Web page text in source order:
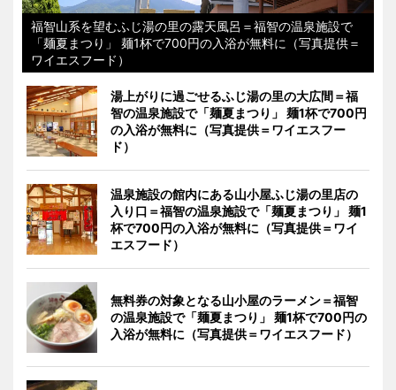
福智山系を望むふじ湯の里の露天風呂＝福智の温泉施設で
「麺夏まつり」 麺1杯で700円の入浴が無料に（写真提供＝
ワイエスフード）
湯上がりに過ごせるふじ湯の里の大広間＝福
智の温泉施設で「麺夏まつり」 麺1杯で700円
の入浴が無料に（写真提供＝ワイエスフー
ド）
温泉施設の館内にある山小屋ふじ湯の里店の
入り口＝福智の温泉施設で「麺夏まつり」 麺1
杯で700円の入浴が無料に（写真提供＝ワイ
エスフード）
無料券の対象となる山小屋のラーメン＝福智
の温泉施設で「麺夏まつり」 麺1杯で700円の
入浴が無料に（写真提供＝ワイエスフード）